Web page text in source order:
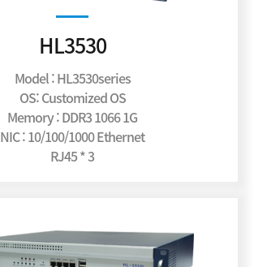
HL3530
Model : HL3530series
OS: Customized OS
Memory : DDR3 1066 1G
NIC : 10/100/1000 Ethernet
RJ45 * 3